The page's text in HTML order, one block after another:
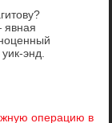
явная
энд.
операцию в